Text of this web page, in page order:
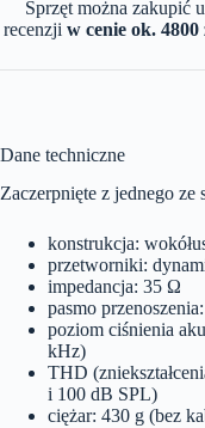
Sprzęt można zakupić
recenzji w cenie ok. 4800
Dane techniczne
Zaczerpnięte z jednego ze
konstrukcja:
przetworniki:
impedancja: 35 Ω
pasmo
poziom ciśnienia
kHz)
THD
i 100 dB SPL)
ciężar: 430 g (bez